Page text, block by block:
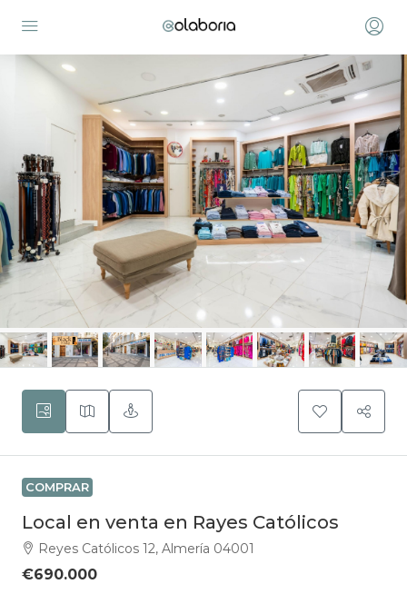
COMPRAR
Local en venta en Rayes Católicos
Reyes Católicos 12, Almería 04001
€690.000